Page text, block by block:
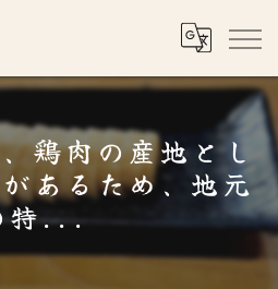
鶏肉の産地とし
あるため、地元
特...